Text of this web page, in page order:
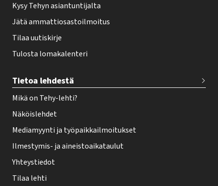
Kysy Tehyn asiantuntijalta
Jätä ammattiosastoilmoitus
Tilaa uutiskirje
Tulosta lomakalenteri
Tietoa lehdestä
Mikä on Tehy-lehti?
Näköislehdet
Mediamyynti ja työpaikkailmoitukset
Ilmestymis- ja aineistoaikataulut
Yhteystiedot
Tilaa lehti